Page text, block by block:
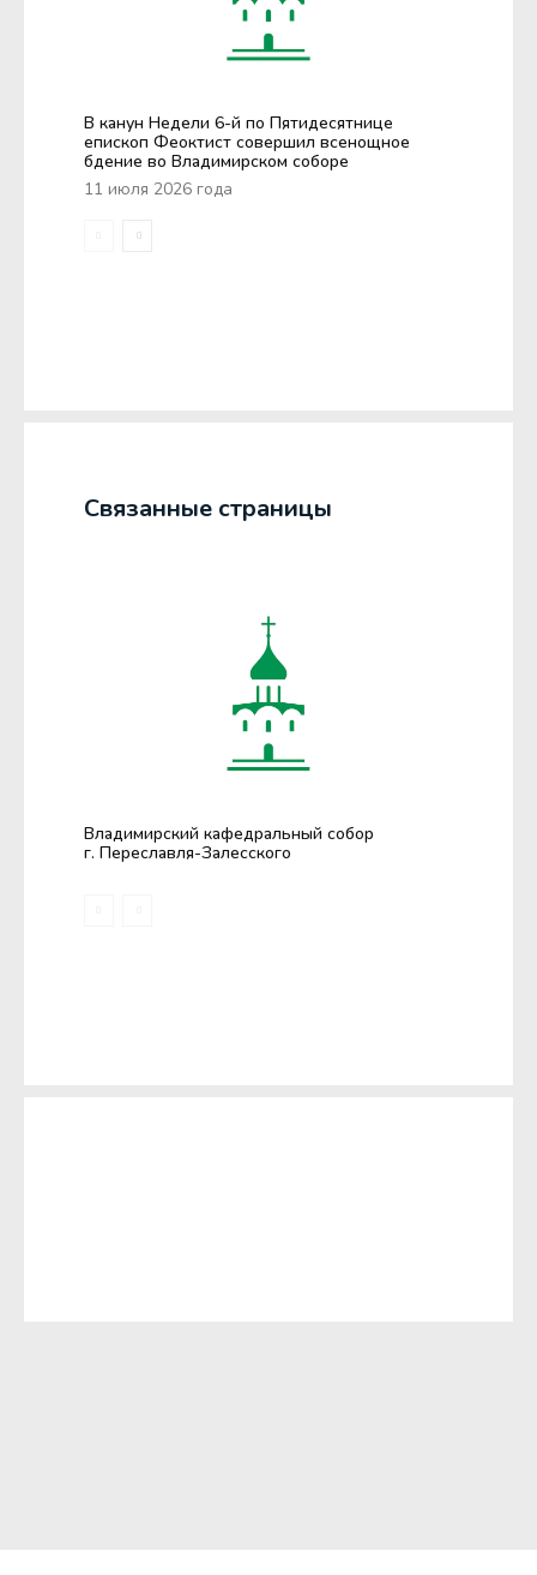
В канун Недели 6-й по Пятидесятнице
епископ Феоктист совершил всенощное
бдение во Владимирском соборе
11 июля 2026 года
Связанные страницы
Владимирский кафедральный собор
г. Переславля-Залесского